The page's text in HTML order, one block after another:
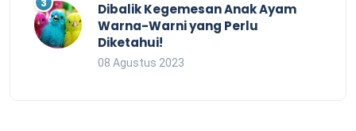
Dibalik Kegemesan Anak Ayam
Warna-Warni yang Perlu
Diketahui!
08 Agustus 2023